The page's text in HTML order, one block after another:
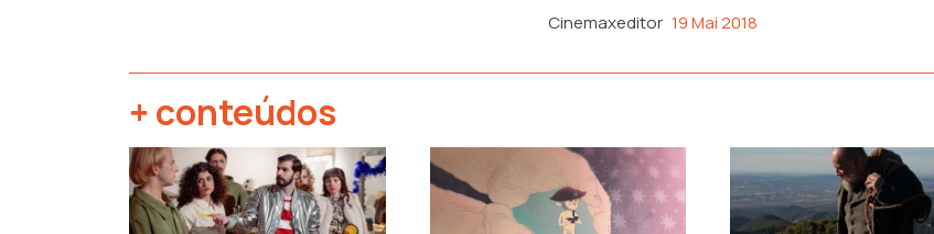
Cinemaxeditor 19 Mai 2018
+ conteúdos
‹